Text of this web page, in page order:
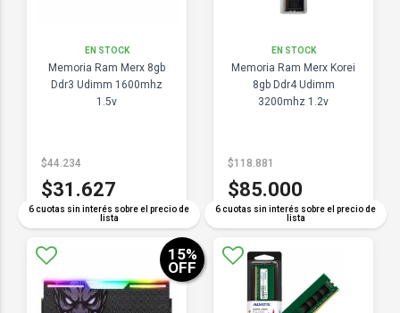
EN STOCK
Memoria Ram Merx 8gb
Ddr3 Udimm 1600mhz
1.5v
6 cuotas sin interés sobre el precio de
lista
$44.234
$31.627
EN STOCK
Memoria Ram Merx Korei
8gb Ddr4 Udimm
3200mhz 1.2v
6 cuotas sin interés sobre el precio de
lista
$118.881
$85.000
15%
OFF